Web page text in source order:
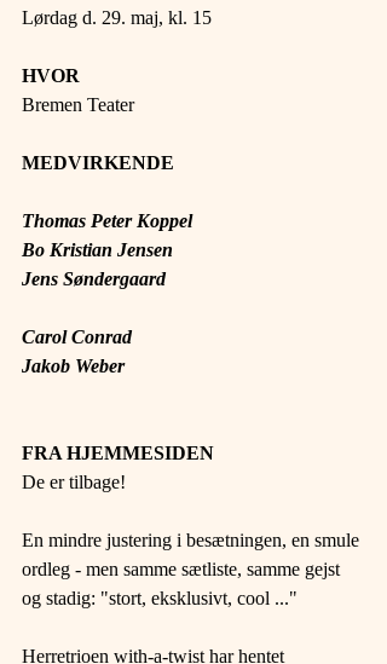
Lørdag d. 29. maj, kl. 15
HVOR
Bremen Teater
MEDVIRKENDE
Thomas Peter Koppel
Bo Kristian Jensen
Jens Søndergaard
Carol Conrad
Jakob Weber
FRA HJEMMESIDEN
De er tilbage!
En mindre justering i besætningen, en smule
ordleg - men samme sætliste, samme gejst
og stadig: "stort, eksklusivt, cool ..."
Herretrioen with-a-twist har hentet